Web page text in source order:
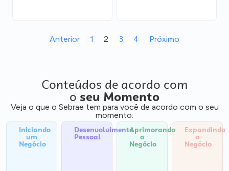
Anterior 1 2 3 4 Próximo
Conteúdos de acordo com
o seu Momento
Veja o que o Sebrae tem para você de acordo com o seu
momento:
Iniciando
um
Negócio
Desenvolvimento
Pessoal
Aprimorando
o
Negócio
Expandindo
o
Negócio